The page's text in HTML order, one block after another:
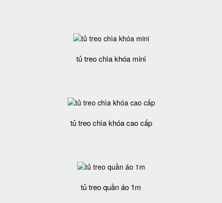
tủ treo chìa khóa mini
tủ treo chìa khóa cao cấp
tủ treo quần áo 1m